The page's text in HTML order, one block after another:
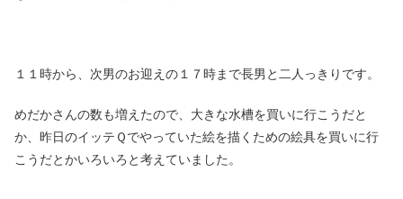
１１時から、次男のお迎えの１７時まで長男と二人っきりです。
めだかさんの数も増えたので、大きな水槽を買いに行こうだと
か、昨日のイッテＱでやっていた絵を描くための絵具を買いに行
こうだとかいろいろと考えていました。